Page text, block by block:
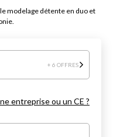
modelage détente en duo et
+ 6 OFFRES
entreprise ou un CE ?